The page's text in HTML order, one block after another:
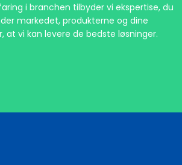
i branchen tilbyder vi ekspertise, du
markedet, produkterne og dine
at vi kan levere de bedste løsninger.